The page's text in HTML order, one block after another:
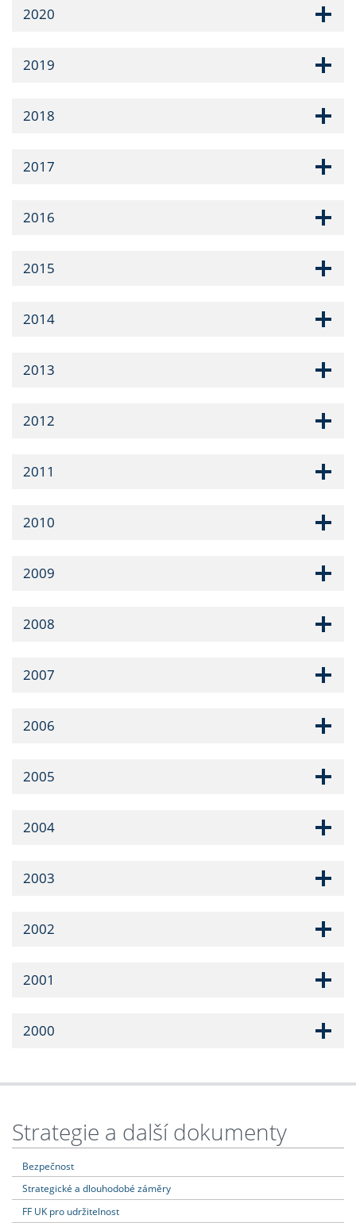
2020
2019
2018
2017
2016
2015
2014
2013
2012
2011
2010
2009
2008
2007
2006
2005
2004
2003
2002
2001
2000
Strategie a další dokumenty
Bezpečnost
Strategické a dlouhodobé záměry
FF UK pro udržitelnost